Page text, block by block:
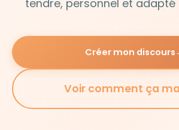
tendre, personnel et
Créer mon discours
Voir comment ça